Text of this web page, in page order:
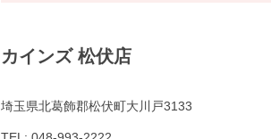
カインズ 松伏店
埼玉県北葛飾郡松伏町大川戸3133